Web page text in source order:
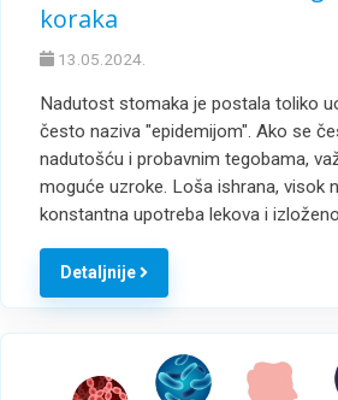
koraka
13.05.2024.
Nadutost stomaka je postala toliko
često naziva "epidemijom". Ako se
nadutošću i probavnim tegobama,
moguće uzroke. Loša ishrana, visok
konstantna upotreba lekova i
Detaljnije